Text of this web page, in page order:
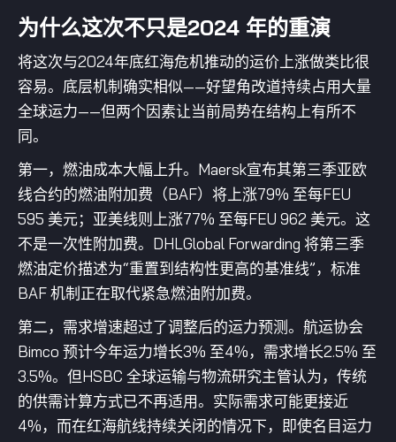
为什么这次不只是2024 年的重演
将这次与2024年底红海危机推动的运价上涨做类比很
容易。底层机制确实相似——好望角改道持续占用大量
全球运力——但两个因素让当前局势在结构上有所不
同。
第一，燃油成本大幅上升。Maersk宣布其第三季亚欧
线合约的燃油附加费（BAF）将上涨79% 至每FEU
595 美元；亚美线则上涨77% 至每FEU 962 美元。这
不是一次性附加费。DHLGlobal Forwarding 将第三季
燃油定价描述为“重置到结构性更高的基准线”，标准
BAF 机制正在取代紧急燃油附加费。
第二，需求增速超过了调整后的运力预测。航运协会
Bimco 预计今年运力增长3% 至4%，需求增长2.5% 至
3.5%。但HSBC 全球运输与物流研究主管认为，传统
的供需计算方式已不再适用。实际需求可能更接近
4%，而在红海航线持续关闭的情况下，即使名目运力